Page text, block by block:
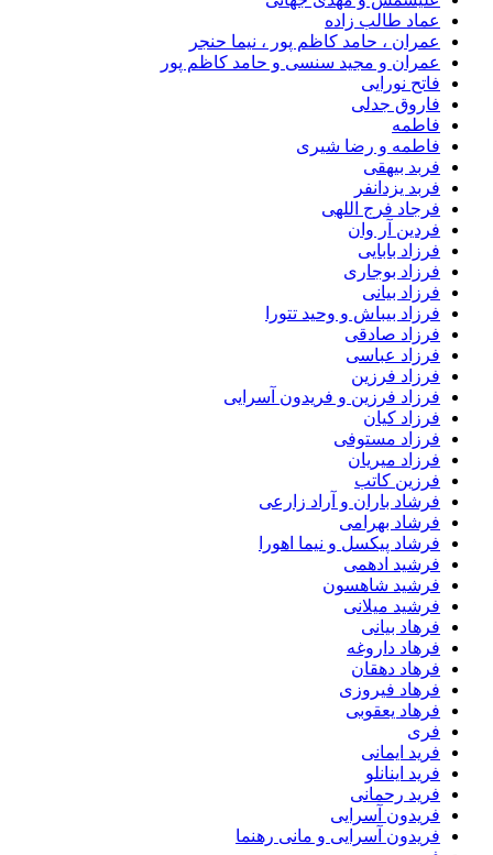
عماد طالب زاده
عمران ، حامد کاظم پور ، نیما حنجر
عمران و مجید سنسی و حامد کاظم پور
فاتح نورایی
فاروق جدلی
فاطمه
فاطمه و رضا شیری
فربد بیهقی
فربد یزدانفر
فرجاد فرج اللهی
فردین آر وان
فرزاد بابایی
فرزاد بوجاری
فرزاد بیانی
فرزاد بیباش و وحید تتورا
فرزاد صادقی
فرزاد عباسی
فرزاد فرزین
فرزاد فرزین و فریدون آسرایی
فرزاد کیان
فرزاد مستوفی
فرزاد میریان
فرزین کاتب
فرشاد باران و آراد زارعی
فرشاد بهرامی
فرشاد پیکسل و نیما اهورا
فرشید ادهمی
فرشید شاهسون
فرشید میلانی
فرهاد بیانی
فرهاد داروغه
فرهاد دهقان
فرهاد فیروزی
فرهاد یعقوبی
فری
فرید ایمانی
فرید اینانلو
فرید رحمانی
فریدون آسرایی
فریدون آسرایی و مانی رهنما